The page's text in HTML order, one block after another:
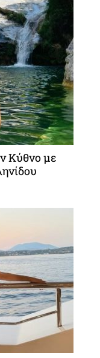
Κύθνο με